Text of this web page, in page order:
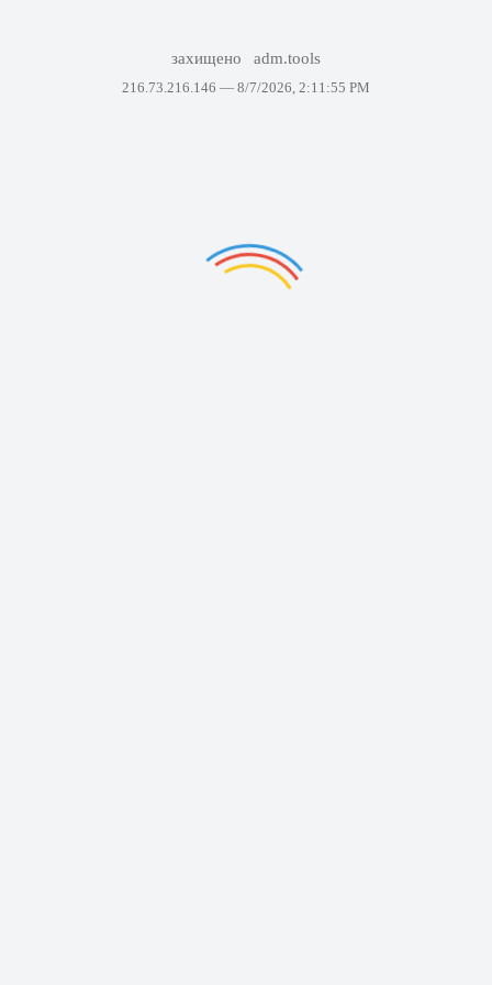
захищено adm.tools
216.73.216.146 — 8/7/2026, 2:11:55 PM